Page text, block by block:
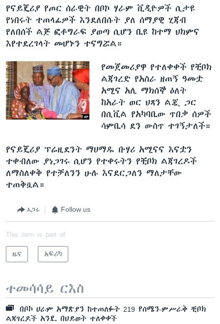
u
s
s
l
d
e
i
d
e
የናይጄሪያ የጦር ሰራዊት በቦኮ ሃራም ቪዲዮዎች ሲታዩ
የነበሩት ተጠላፊዎች እንደለበሱት ያለ ሰማያዊ ሂጃብ
የለበሰች ልጅ ፎቶግራፍ ያወጣ ሲሆን ቢዩ ከተማ ህክምና
እየተደረገላት መሆኑን ተናግሯል።
የመጀመሪያዋ የተለቀቀች የቺቦክ
ልጃገረድ የአስራ ዘጠኝ ዓመቷ
አሚና አሊ ማክሰኞ ዕለት
ከአራት ወር ህጻን ልጇ ጋር
በሲቪል የአካባቢው ጥበቃ ሰዎች
ሳምቢሳ ደን ውስጥ ተገኝታለች።
የናይጄሪያ ፕሬዚደንት ማሀማዱ ቡሃሪ አሚናና እናቷን
ተቀብለው ያነጋገሩ ሲሆን የተቀሩትን የቺቦክ ልጃገረዶች
ለማስለቀቅ የተቻለንን ሁሉ እናደርጋለን ማለታቸው
ተጠቅሷል።
አጋሩ Follow us
This item is part of
ዜና አፍሪካ
ተመሳሳይ ርእስ
በቦኮ ሀራም አማጽያን ከተጠለፉት 219 የሰሜን-ምሥራቅ ቺቦክ
ልጃገረዶች አንዷ በህይወት ተለቀቀች